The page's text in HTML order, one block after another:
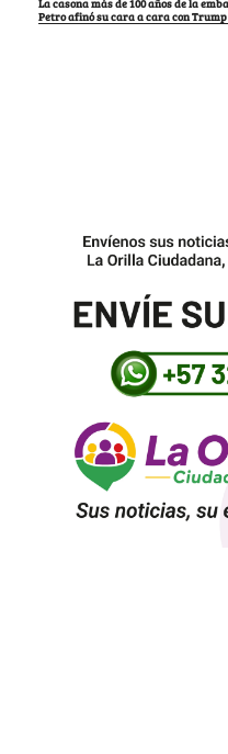
La casona más de 100 años de la
Petro afinó su cara a cara con Trump